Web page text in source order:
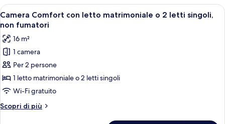
Apri
tutte
le
foto
per
Camera
Comfort
con
letto
matrimoniale
Una camera d'albergo moderna con
7
Camera Comfort con letto matrimoniale o 2 letti singoli,
non fumatori
16 m²
1 camera
Per 2 persone
1 letto matrimoniale o 2 letti singoli
Wi-Fi gratuito
Scopri di più
Altri